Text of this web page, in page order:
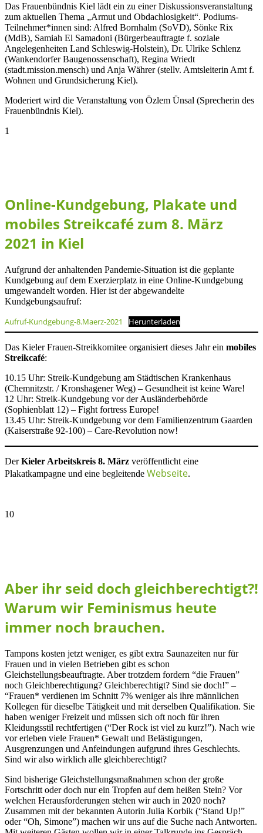
Das Frauenbündnis Kiel lädt ein zu einer Diskussionsveranstaltung
zum aktuellen Thema „Armut und Obdachlosigkeit“. Podiums-
Teilnehmer*innen sind: Alfred Bornhalm (SoVD), Sönke Rix
(MdB), Samiah El Samadoni (Bürgerbeauftragte f. soziale
Angelegenheiten Land Schleswig-Holstein), Dr. Ulrike Schlenz
(Wankendorfer Baugenossenschaft), Regina Wriedt
(stadt.mission.mensch) und Anja Währer (stellv. Amtsleiterin Amt f.
Wohnen und Grundsicherung Kiel).
Moderiert wird die Veranstaltung von Özlem Ünsal (Sprecherin des
Frauenbündnis Kiel).
1
Online-Kundgebung, Plakate und
mobiles Streikcafé zum 8. März
2021 in Kiel
Aufgrund der anhaltenden Pandemie-Situation ist die geplante
Kundgebung auf dem Exerzierplatz in eine Online-Kundgebung
umgewandelt worden. Hier ist der abgewandelte
Kundgebungsaufruf:
Aufruf-Kundgebung-8.Maerz-2021 Herunterladen
Das Kieler Frauen-Streikkomitee organisiert dieses Jahr ein mobiles
Streikcafé:
10.15 Uhr: Streik-Kundgebung am Städtischen Krankenhaus
(Chemnitzstr. / Kronshagener Weg) – Gesundheit ist keine Ware!
12 Uhr: Streik-Kundgebung vor der Ausländerbehörde
(Sophienblatt 12) – Fight fortress Europe!
13.45 Uhr: Streik-Kundgebung vor dem Familienzentrum Gaarden
(Kaiserstraße 92-100) – Care-Revolution now!
DerKieler Arbeitskreis 8. März veröffentlicht eine
Plakatkampagne und eine begleitende Webseite.
10
Aber ihr seid doch gleichberechtigt?!
Warum wir Feminismus heute
immer noch brauchen.
Tampons kosten jetzt weniger, es gibt extra Saunazeiten nur für
Frauen und in vielen Betrieben gibt es schon
Gleichstellungsbeauftragte. Aber trotzdem fordern “die Frauen”
noch Gleichberechtigung? Gleichberechtigt? Sind sie doch!” –
“Frauen* verdienen im Schnitt 7% weniger als ihre männlichen
Kollegen für dieselbe Tätigkeit und mit derselben Qualifikation. Sie
haben weniger Freizeit und müssen sich oft noch für ihren
Kleidungsstil rechtfertigen (“Der Rock ist viel zu kurz!”). Nach wie
vor erleben viele Frauen* Gewalt und Belästigungen,
Ausgrenzungen und Anfeindungen aufgrund ihres Geschlechts.
Sind wir also wirklich alle gleichberechtigt?
Sind bisherige Gleichstellungsmaßnahmen schon der große
Fortschritt oder doch nur ein Tropfen auf dem heißen Stein? Vor
welchen Herausforderungen stehen wir auch in 2020 noch?
Zusammen mit der bekannten Autorin Julia Korbik (“Stand Up!”
oder “Oh, Simone”) machen wir uns auf die Suche nach Antworten.